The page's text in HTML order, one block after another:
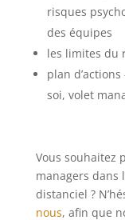
risques
des équipes
les limites du
plan
soi, volet
Vous souhaitez
managers dans
distanciel ?
nous, afin que